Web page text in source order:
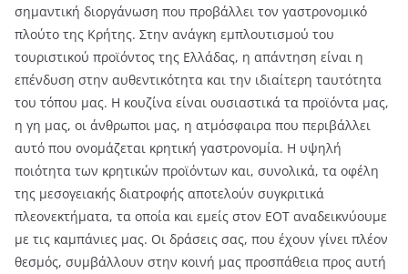
σημαντική διοργάνωση που προβάλλει τον γαστρονομικό
πλούτο της Κρήτης. Στην ανάγκη εμπλουτισμού του
τουριστικού προϊόντος της Ελλάδας, η απάντηση είναι η
επένδυση στην αυθεντικότητα και την ιδιαίτερη ταυτότητα
του τόπου μας. Η κουζίνα είναι ουσιαστικά τα προϊόντα μας,
η γη μας, οι άνθρωποι μας, η ατμόσφαιρα που περιβάλλει
αυτό που ονομάζεται κρητική γαστρονομία. Η υψηλή
ποιότητα των κρητικών προϊόντων και, συνολικά, τα οφέλη
της μεσογειακής διατροφής αποτελούν συγκριτικά
πλεονεκτήματα, τα οποία και εμείς στον ΕΟΤ αναδεικνύουμε
με τις καμπάνιες μας. Οι δράσεις σας, που έχουν γίνει πλέον
θεσμός, συμβάλλουν στην κοινή μας προσπάθεια προς αυτή